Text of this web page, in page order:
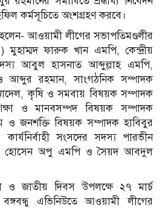
কর্মসূচিতে অংশগ্রহণ করবে।
হলেন- আওয়ামী লীগের সভাপতিমণ্ডলীর
ফারুক খান এমপি, কেন্দ্রীয়
সদস্য আবুল হাসনাত আব্দুল্লাহ এমপি,
আব্দুর রহমান, সাংগঠনিক সম্পাদক
কৃষি ও সমবায় বিষয়ক সম্পাদক
ও মানবসম্পদ বিষয়ক সম্পাদক
ও জনশক্তি বিষয়ক সম্পাদক হাবিবুর
কার্যনির্বাহী সংসদের সদস্য পারভীন
হোসেন অপু এমপি ও সৈয়দ আবদুল
ও জাতীয় দিবস উপলক্ষে ২৭ মার্চ
এভিনিউতে আওয়ামী লীগের